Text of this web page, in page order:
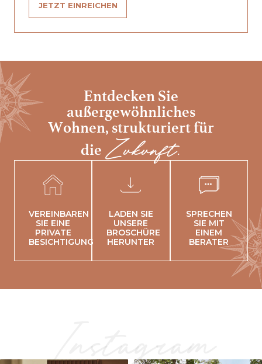
JETZT EINREICHEN
Entdecken Sie
außergewöhnliches
Wohnen, strukturiert für
die Zukunft.
VEREINBAREN
SIE EINE
PRIVATE
BESICHTIGUNG
LADEN SIE
UNSERE
BROSCHÜRE
HERUNTER
SPRECHEN
SIE MIT
EINEM
BERATER
Instagram